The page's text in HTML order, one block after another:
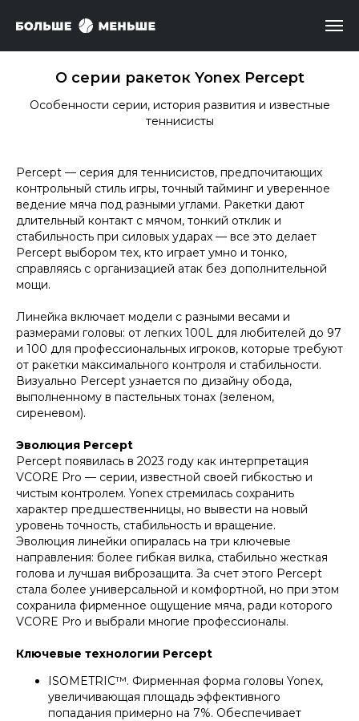
О серии ракеток Yonex Percept
Особенности серии, история развития и известные
теннисисты
Percept — серия для теннисистов, предпочитающих
контрольный стиль игры, точный тайминг и уверенное
ведение мяча под разными углами. Ракетки дают
длительный контакт с мячом, тонкий отклик и
стабильность при силовых ударах — все это делает
Percept выбором тех, кто играет умно и тонко,
справляясь с организацией атак без дополнительной
мощи.
Линейка включает модели с разными весами и
размерами головы: от легких 100L для любителей до 97
и 100 для профессиональных игроков, которые требуют
от ракетки максимального контроля и стабильности.
Визуально Percept узнается по дизайну обода,
выполненному в пастельных тонах (зеленом,
сиреневом).
Эволюция Percept
Percept появилась в 2023 году как интерпретация
VCORE Pro — серии, известной своей гибкостью и
чистым контролем. Yonex стремилась сохранить
характер предшественницы, но вывести на новый
уровень точность, стабильность и вращение.
Эволюция линейки опиралась на три ключевые
направления: более гибкая вилка, стабильно жесткая
голова и лучшая виброзащита. За счет этого Percept
стала более универсальной и комфортной, но при этом
сохранила фирменное ощущение мяча, ради которого
VCORE Pro и выбрали многие профессионалы.
Ключевые технологии Percept
ISOMETRIC™. Фирменная форма головы Yonex,
увеличивающая площадь эффективного
попадания примерно на 7%. Обеспечивает